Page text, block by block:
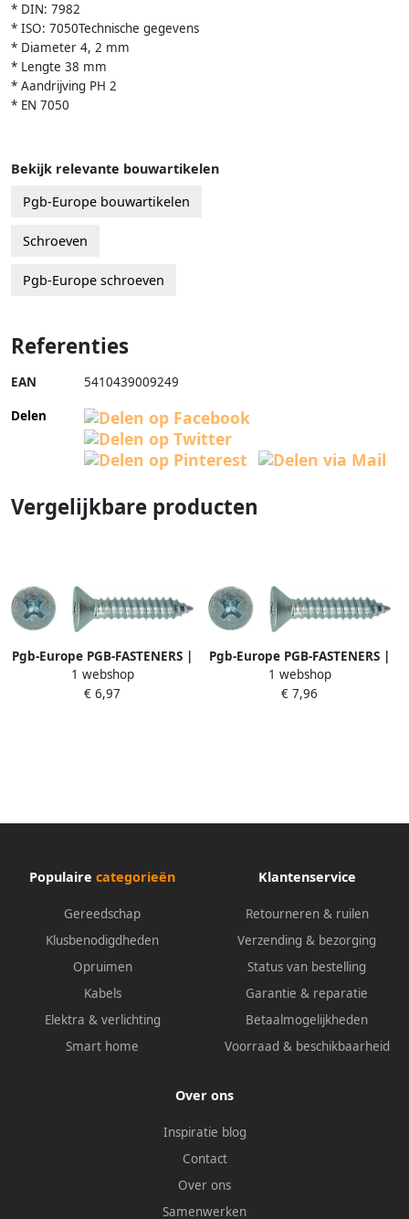
* DIN: 7982
* ISO: 7050Technische gegevens
* Diameter 4, 2 mm
* Lengte 38 mm
* Aandrijving PH 2
* EN 7050
Bekijk relevante bouwartikelen
Pgb-Europe bouwartikelen
Schroeven
Pgb-Europe schroeven
Referenties
EAN 5410439009249
Delen
Vergelijkbare producten
Pgb-Europe PGB-FASTENERS |
Plaatschroef DIN 7982C-H Ø 4
80x16 Zn 7982001004801600
1 webshop
€ 6,97
Pgb-Europe PGB-FASTENERS |
Plaatschroef DIN 7982C-H Ø 4
80x19 Zn 7982001004801900
1 webshop
€ 7,96
Populaire categorieën
Gereedschap
Klusbenodigdheden
Opruimen
Kabels
Elektra & verlichting
Smart home
Klantenservice
Retourneren & ruilen
Verzending & bezorging
Status van bestelling
Garantie & reparatie
Betaalmogelijkheden
Voorraad & beschikbaarheid
Over ons
Inspiratie blog
Contact
Over ons
Samenwerken